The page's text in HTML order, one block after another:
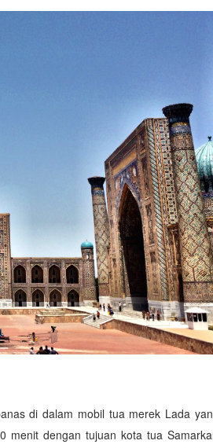
di dalam mobil tua merek Lada
menit dengan tujuan kota tua